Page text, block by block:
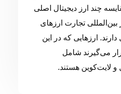
چند ارز دیجیتال اصلی
بین‌المللی تجارت ارزهای
دارند. ارزهایی که در این
می‌گیرند شامل
و لایت‌کوین هستند.